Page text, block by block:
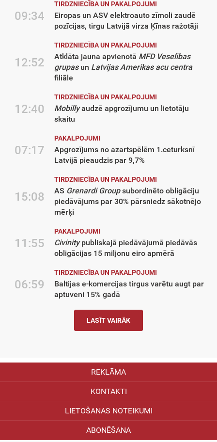
09:34
TIRDZNIECĪBA UN PAKALPOJUMI
Eiropas un ASV elektroauto zīmoli zaudē
pozīcijas, tirgu Latvijā virza Ķīnas ražotāji
12:52
TIRDZNIECĪBA UN PAKALPOJUMI
Atklāta jauna apvienotā MFD Veselības
grupasun Latvijas Amerikas acu centra
filiāle
12:40
TIRDZNIECĪBA UN PAKALPOJUMI
Mobillyaudzē apgrozījumu un lietotāju
skaitu
07:17
PAKALPOJUMI
Apgrozījums no azartspēlēm 1.ceturksnī
Latvijā pieaudzis par 9,7%
15:08
TIRDZNIECĪBA UN PAKALPOJUMI
AS Grenardi Groupsubordinēto obligāciju
piedāvājums par 30% pārsniedz sākotnējo
mērķi
11:55
PAKALPOJUMI
Civinitypubliskajā piedāvājumā piedāvās
obligācijas 15 miljonu eiro apmērā
06:59
TIRDZNIECĪBA UN PAKALPOJUMI
Baltijas e-komercijas tirgus varētu augt par
aptuveni 15% gadā
LASĪT VAIRĀK
REKLĀMA
KONTAKTI
LIETOŠANAS NOTEIKUMI
ABONĒŠANA